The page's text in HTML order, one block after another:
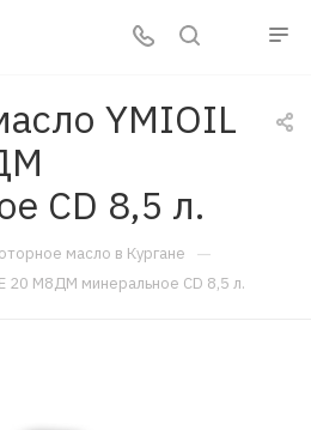
YMIOIL
CD 8,5 л.
масло в Кургане —
20 М8ДМ минеральное CD 8,5 л.